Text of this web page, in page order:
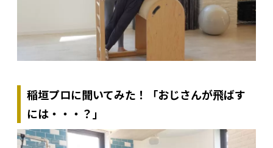
稲垣プロに聞いてみた！「おじさんが飛ばす
には・・・？」